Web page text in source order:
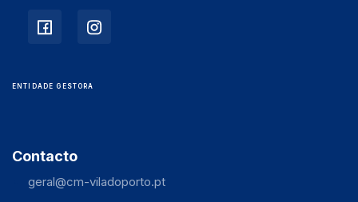
ENTIDADE GESTORA
Contacto
geral@cm-viladoporto.pt